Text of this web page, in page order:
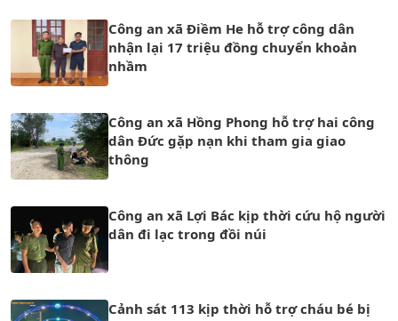
Công an xã Điềm He hỗ trợ công dân
nhận lại 17 triệu đồng chuyển khoản
nhầm
Công an xã Hồng Phong hỗ trợ hai công
dân Đức gặp nạn khi tham gia giao
thông
Công an xã Lợi Bác kịp thời cứu hộ người
dân đi lạc trong đồi núi
Cảnh sát 113 kịp thời hỗ trợ cháu bé bị